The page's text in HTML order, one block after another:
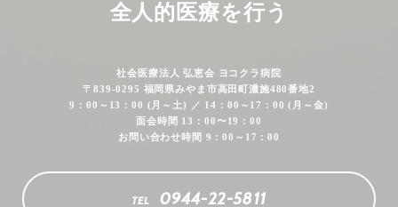
全人的医療を行う
社会医療法人 弘恵会 ヨコクラ病院
〒839-0295 福岡県みやま市高田町濃施480番地2
9：00～13：00 (月～土) ／ 14：00～17：00 (月～金)
面会時間 13：00〜19：00
お問い合わせ時間 9：00～17：00
TEL 0944-22-5811